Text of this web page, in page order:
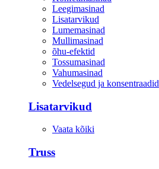
Leegimasinad
Lisatarvikud
Lumemasinad
Mullimasinad
õhu-efektid
Tossumasinad
Vahumasinad
Vedelsegud ja konsentraadid
Lisatarvikud
Vaata kõiki
Truss